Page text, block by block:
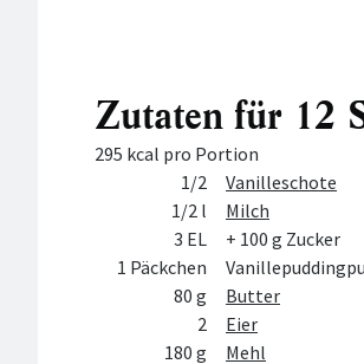
Zutaten für 12
295 kcal pro Portion
Zutat1/2
Vanilleschote
1/2 l
Milch
3 EL
+ 100 g Zucker
1 Päckchen
80 g
Butter
2
Eier
180 g
Mehl